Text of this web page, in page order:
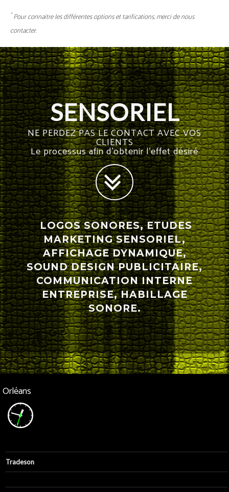
*Pour connaitre les différentes options et tarifications, merci de nous
contacter.
SENSORIEL
NE PERDEZ PAS LE CONTACT AVEC VOS
CLIENTS
Le processus afin d'obtenir l'effet désiré
LOGOS SONORES, ETUDES
MARKETING SENSORIEL,
AFFICHAGE DYNAMIQUE,
SOUND DESIGN PUBLICITAIRE,
COMMUNICATION INTERNE
ENTREPRISE, HABILLAGE
SONORE.
Orléans
Tradeson